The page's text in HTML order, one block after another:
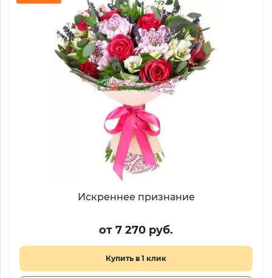
Искреннее признание
от 7 270 руб.
Купить в 1 клик